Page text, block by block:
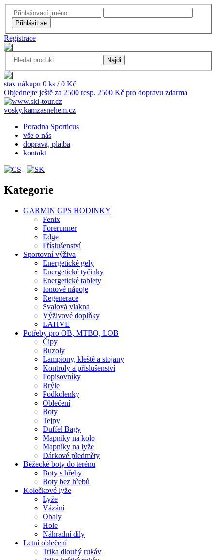
Registrace
stav nákupu 0 ks / 0 Kč
Objednejte ještě za 2500 resp. 2500 Kč pro dopravu zdarma
vosky.kamzasnehem.cz
Poradna Sporticus
vše o nás
doprava, platba
kontakt
|
Kategorie
GARMIN GPS HODINKY
Fenix
Forerunner
Edge
Příslušenství
Sportovní výživa
Energetické gely
Energetické tyčinky
Energetické tablety
Iontové nápoje
Regenerace
Svalová vlákna
Výživové doplňky
LAHVE
Potřeby pro OB, MTBO, LOB
Čipy
Buzoly
Lampiony, kleště a stojany
Kontroly a příslušenství
Popisovníky
Brýle
Podkolenky
Oblečení
Boty
Tejpy
Duffel Bagy
Mapníky na kolo
Mapníky na lyže
Dárkové předměty
Běžecké boty do terénu
Boty s hřeby
Boty bez hřebů
Kolečkové lyže
Lyže
Vázání
Obaly
Hole
Náhradní díly
Letní oblečení
Trika dlouhý rukáv